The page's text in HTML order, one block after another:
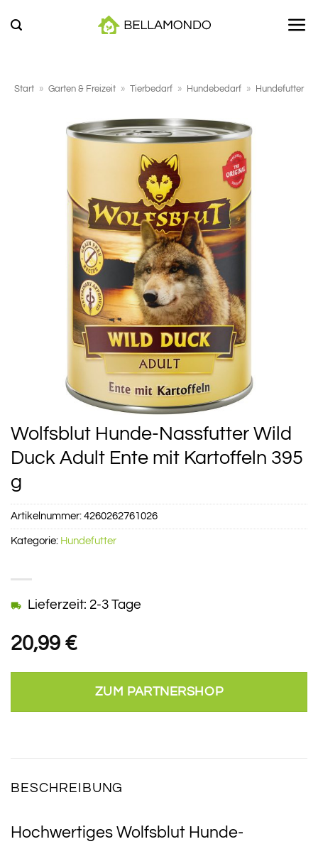
Inhalt
Start » Garten & Freizeit » Tierbedarf » Hundebedarf » Hundefutter
Wolfsblut Hunde-Nassfutter Wild
Duck Adult Ente mit Kartoffeln 395
g
20,99 €
Lieferzeit: 2-3 Tage
ZUM PARTNERSHOP
Artikelnummer: 4260262761026
Kategorie: Hundefutter
BESCHREIBUNG
Hochwertiges Wolfsblut Hunde-